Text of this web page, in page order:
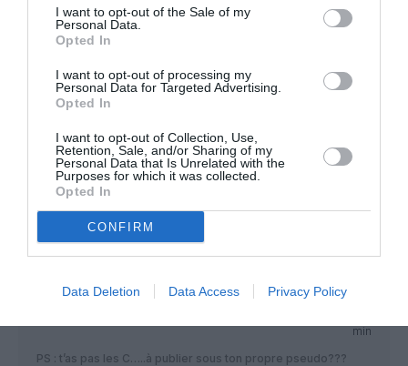
I want to opt-out of the Sale of my
Personal Data.
Opted In
I want to opt-out of processing my
Personal Data for Targeted Advertising.
Opted In
I want to opt-out of Collection, Use,
Retention, Sale, and/or Sharing of my
Personal Data that Is Unrelated with the
Purposes for which it was collected.
Opted In
CONFIRM
Data Deletion Data Access Privacy Policy
On les nomment les passagers pas très “avisés” (Lol)
aujourd’hui, à en juger par le succès de la Compagnie
orange..
RÉPONDRE
Airbida commenté :
25 janvier 2018 - 9 h
20 min
+1000
min
PS : t’as pas les C…..à publier sous ton propre pseudo???